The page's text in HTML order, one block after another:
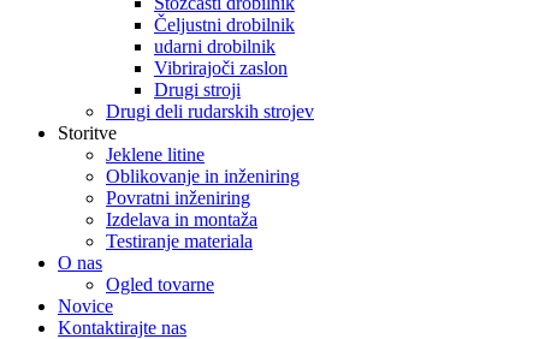
Čeljustni drobilnik
udarni drobilnik
Vibrirajoči zaslon
Drugi stroji
Drugi deli rudarskih strojev
Storitve
Jeklene litine
Oblikovanje in inženiring
Povratni inženiring
Izdelava in montaža
Testiranje materiala
O nas
Ogled tovarne
Novice
Kontaktirajte nas